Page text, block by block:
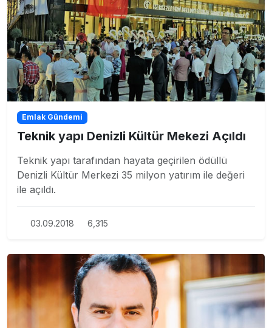
Emlak Gündemi
Teknik yapı Denizli Kültür Mekezi Açıldı
Teknik yapı tarafından hayata geçirilen ödüllü
Denizli Kültür Merkezi 35 milyon yatırım ile değeri
ile açıldı.
03.09.2018 6,315